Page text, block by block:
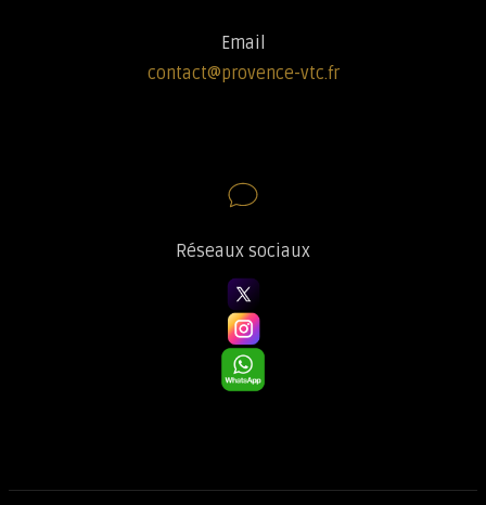
Email
contact@provence-vtc.fr
Réseaux sociaux